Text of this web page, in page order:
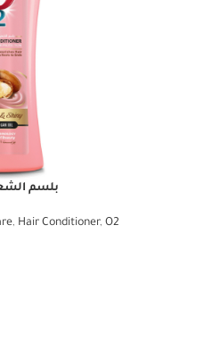
بلسم الشعر
, Hair Conditioner, O2